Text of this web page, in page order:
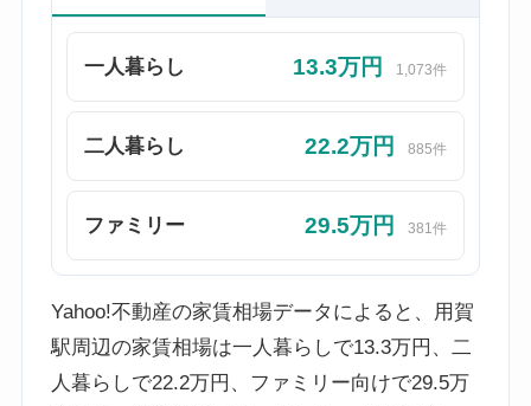
一人暮らし 13.3万円 1,073件
二人暮らし 22.2万円 885件
ファミリー 29.5万円 381件
Yahoo!不動産の家賃相場データによると、用賀
駅周辺の家賃相場は一人暮らしで13.3万円、二
人暮らしで22.2万円、ファミリー向けで29.5万